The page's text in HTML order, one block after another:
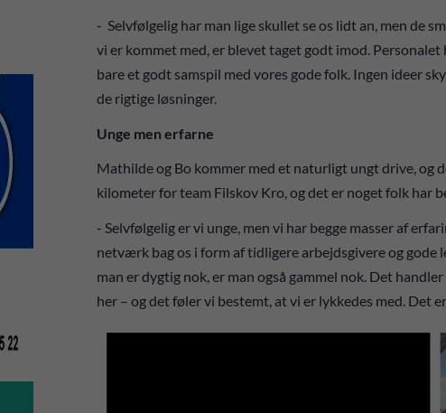
- Selvfølgelig har man lige skullet se os lidt an, men de
vi er kommet med, er blevet taget godt imod. Personalet
bare et godt samspil med vores gode folk. Ingen ideer
de rigtige løsninger.
Unge men erfarne
Mathilde og Bo kommer med et naturligt ungt drive, og
kilometer for team Filskov Kro, og det er noget folk har
- Selvfølgelig er vi unge, men vi har begge masser af
netværk bag os i form af tidligere arbejdsgivere og gode
man er dygtig nok, er man også gammel nok. Det
her – og det føler vi bestemt, at vi er lykkedes med. Det